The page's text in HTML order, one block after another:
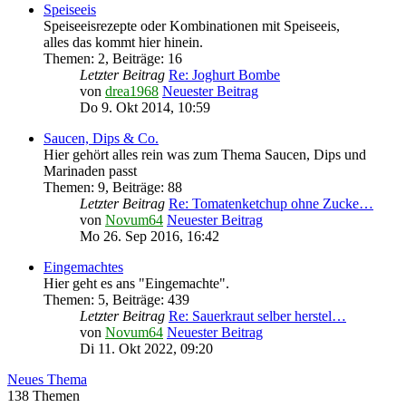
Speiseeis
Speiseeisrezepte oder Kombinationen mit Speiseeis,
alles das kommt hier hinein.
Themen: 2, Beiträge: 16
Letzter Beitrag Re: Joghurt Bombe
von drea1968 Neuester Beitrag
Do 9. Okt 2014, 10:59
Saucen, Dips & Co.
Hier gehört alles rein was zum Thema Saucen, Dips und
Marinaden passt
Themen: 9, Beiträge: 88
Letzter Beitrag Re: Tomatenketchup ohne Zucke…
von Novum64 Neuester Beitrag
Mo 26. Sep 2016, 16:42
Eingemachtes
Hier geht es ans "Eingemachte".
Themen: 5, Beiträge: 439
Letzter Beitrag Re: Sauerkraut selber herstel…
von Novum64 Neuester Beitrag
Di 11. Okt 2022, 09:20
Neues Thema
138 Themen